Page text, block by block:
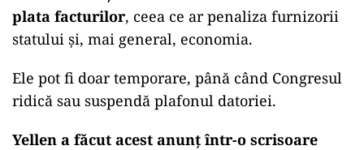
plata facturilor, ceea ce ar penaliza furnizorii
statului şi, mai general, economia.
Ele pot fi doar temporare, până când Congresul
ridică sau suspendă plafonul datoriei.
Yellen a făcut acest anunț într-o scrisoare